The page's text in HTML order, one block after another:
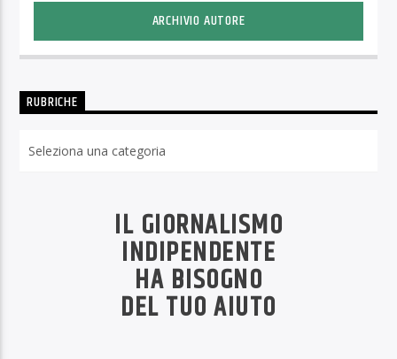
ARCHIVIO AUTORE
RUBRICHE
IL GIORNALISMO
INDIPENDENTE
HA BISOGNO
DEL TUO AIUTO